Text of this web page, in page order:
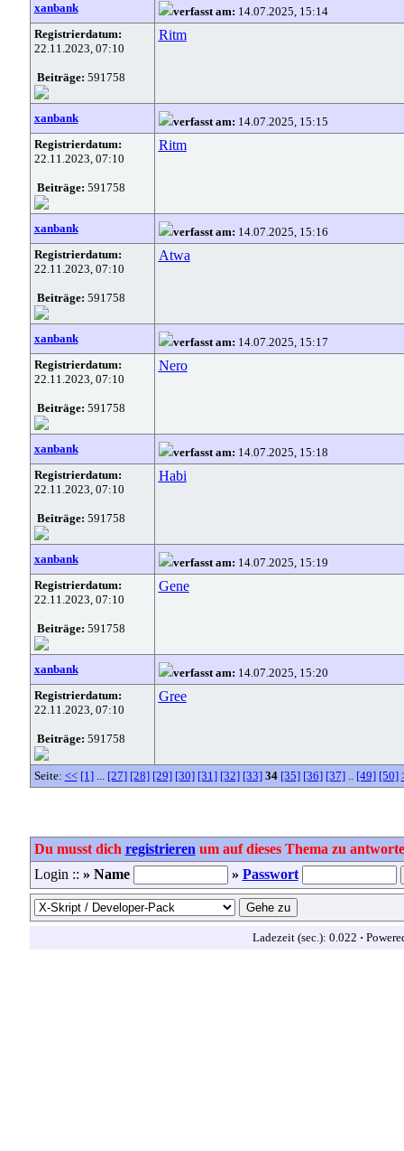
xanbank verfasst am: 14.07.2025, 15:14
Registrierdatum:
22.11.2023, 07:10
Beiträge: 591758
Ritm
xanbank verfasst am: 14.07.2025, 15:15
Registrierdatum:
22.11.2023, 07:10
Beiträge: 591758
Ritm
xanbank verfasst am: 14.07.2025, 15:16
Registrierdatum:
22.11.2023, 07:10
Beiträge: 591758
Atwa
xanbank verfasst am: 14.07.2025, 15:17
Registrierdatum:
22.11.2023, 07:10
Beiträge: 591758
Nero
xanbank verfasst am: 14.07.2025, 15:18
Registrierdatum:
22.11.2023, 07:10
Beiträge: 591758
Habi
xanbank verfasst am: 14.07.2025, 15:19
Registrierdatum:
22.11.2023, 07:10
Beiträge: 591758
Gene
xanbank verfasst am: 14.07.2025, 15:20
Registrierdatum:
22.11.2023, 07:10
Beiträge: 591758
Gree
Seite: << [1]... [27] [28] [29] [30] [31] [32] [33] 34 [35] [36] [37].. [49] [50]
Du musst dich registrieren um auf dieses Thema zu
Login :: » Name » Passwort
Ladezeit (sec.): 0.022 ·